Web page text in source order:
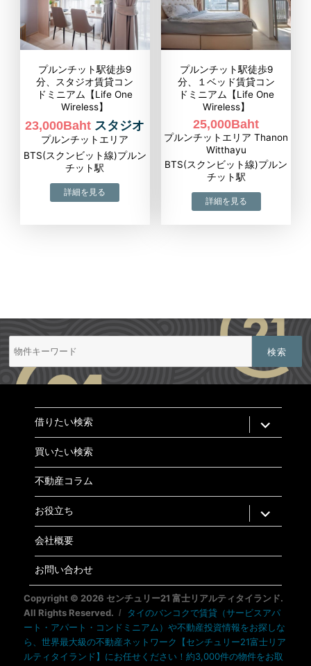
プルンチット駅徒歩9
分、スタジオ賃貸コン
ドミニアム【Life One
Wireless】
23,000Baht スタジオ
プルンチットエリア
BTS(スクンビット線)プルン
チット駅
プルンチット駅徒歩9
分、１ベッド賃貸コン
ドミニアム【Life One
Wireless】
25,000Baht
プルンチットエリア Thanon
Witthayu
BTS(スクンビット線)プルン
チット駅
検
索:
借りたい検索 expand
child
menu
買いたい検索
不動産コラム
お役立ち expand
child
menu
会社概要
お問い合わせ
Copyright © 2026 センチュリー21 富士リアルティタイランド.
All Rights Reserved.
タイのバンコクで賃貸（サービスアパ
ート・アパート・コンドミニアム）や不動産投資情報をお探しな
ら、世界最大級の不動産ネットワーク【センチュリー21富士リア
ルティタイランド】にお任せください！約3,000件の物件をお取